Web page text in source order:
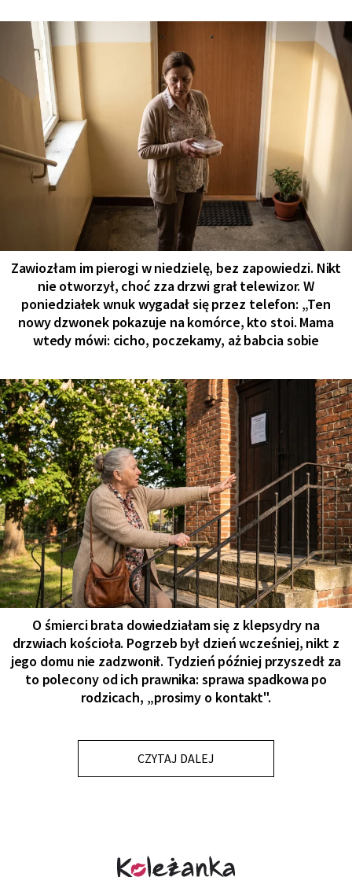
Zawiozłam im pierogi w niedzielę, bez zapowiedzi. Nikt
nie otworzył, choć zza drzwi grał telewizor. W
poniedziałek wnuk wygadał się przez telefon: „Ten
nowy dzwonek pokazuje na komórce, kto stoi. Mama
wtedy mówi: cicho, poczekamy, aż babcia sobie
O śmierci brata dowiedziałam się z klepsydry na
drzwiach kościoła. Pogrzeb był dzień wcześniej, nikt z
jego domu nie zadzwonił. Tydzień później przyszedł za
to polecony od ich prawnika: sprawa spadkowa po
rodzicach, „prosimy o kontakt".
CZYTAJ DALEJ